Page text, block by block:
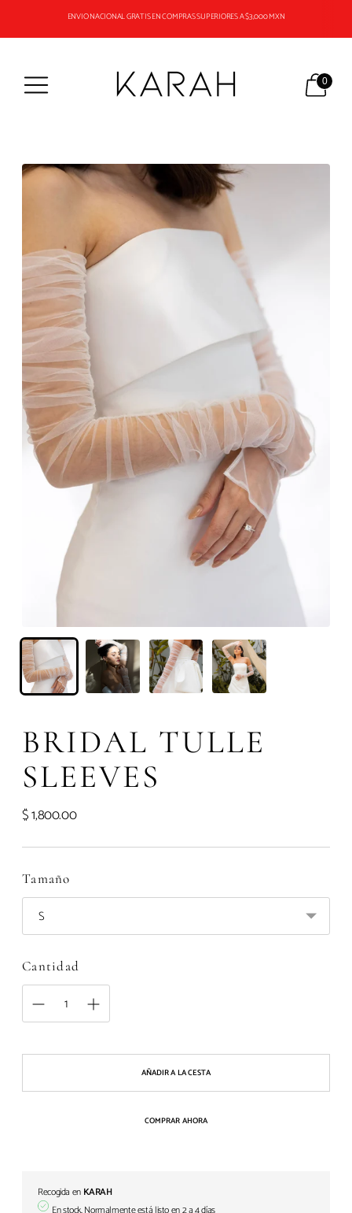
ENVIO NACIONAL GRATIS EN COMPRAS SUPERIORES A $3,000 MXN
LOS PEDIDOS EN "PRE ORDER" LLEVAN UN TIEMPO DE ENTREGA SUPERIOR A 2 SEMANAS
0
BRIDAL TULLE
SLEEVES
$ 1,800.00
Precio
Tamaño
Cantidad
AÑADIR A LA CESTA
COMPRAR AHORA
Recogida en KARAH